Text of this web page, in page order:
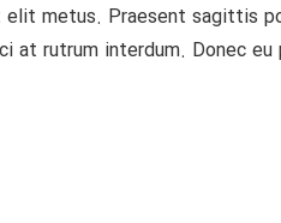
metus. Praesent sagittis
rutrum interdum. Donec eu